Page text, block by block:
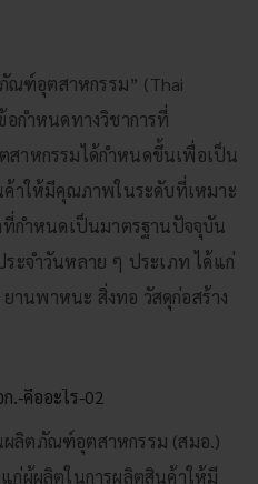
ณฑ์อุตสาหกรรม” (Thai
อกำหนดทางวิชาการที่
สาหกรรมได้กำหนดขึ้นเพื่อเป็น
าให้มีคุณภาพในระดับที่เหมาะ
กำหนดเป็นมาตรฐานปัจจุบัน
ะจำวันหลาย ๆ ประเภท ได้แก่
านพาหนะ สิ่งทอ วัสดุก่อสร้าง
ลิตภัณฑ์อุตสาหกรรม (สมอ.)
ก่ผู้ผลิตในการผลิตสินค้าให้มี